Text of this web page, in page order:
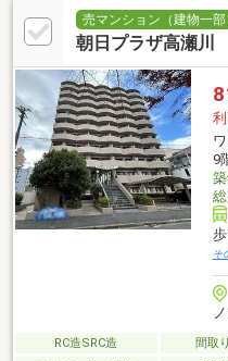
売マンション（建物一部
朝日プラザ高瀬川
9
そ
RC造SRC造 間取